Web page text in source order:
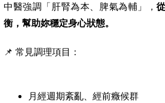
中醫強調「肝腎為本、脾氣為輔」，
衡，幫助妳穩定身心狀態。
📌 常見調理項目：
月經週期紊亂、經前癥候群